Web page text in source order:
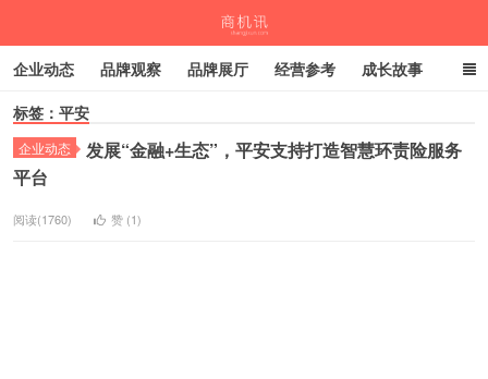
企业动态 品牌观察 品牌展厅 经营参考 成长故事
深度观察
标签：平安
企业动态
发展“金融+生态”，平安支持打造智慧环责险服务
平台
阅读(1760) 赞 (1)